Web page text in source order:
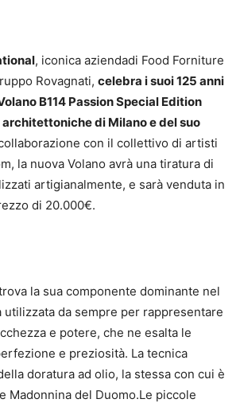
, iconica aziendadi Food Forniture
Rovagnati, celebra i suoi 125 anni
B114 Passion Special Edition
di Milano e del suo
con il collettivo di artisti
la nuova Volano avrà una tiratura di
artigianalmente, e sarà venduta in
di 20.000€.
la sua componente dominante nel
da sempre per rappresentare
e potere, che ne esalta le
e preziosità. La tecnica
doratura ad olio, la stessa con cui è
Madonnina del Duomo.Le piccole